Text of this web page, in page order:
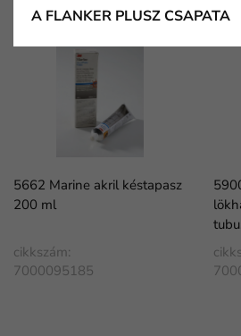
5662 Marine akril késtapasz
200 ml
cikkszám:
7000095185
A FLANKER PLUSZ CSAPATA